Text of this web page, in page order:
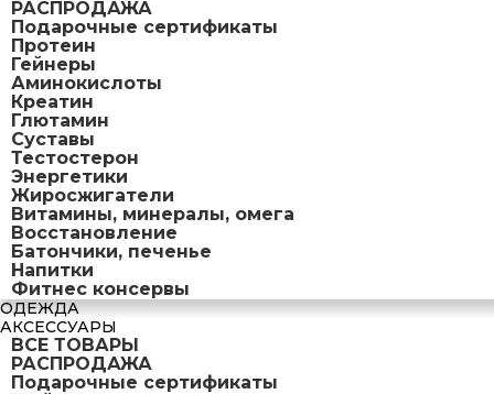
РАСПРОДАЖА
Подарочные сертификаты
Протеин
Гейнеры
Аминокислоты
Креатин
Глютамин
Суставы
Тестостерон
Энергетики
Жиросжигатели
Витамины, минералы, омега
Восстановление
Батончики, печенье
Напитки
Фитнес консервы
ОДЕЖДА
АКСЕССУАРЫ
ВСЕ ТОВАРЫ
РАСПРОДАЖА
Подарочные сертификаты